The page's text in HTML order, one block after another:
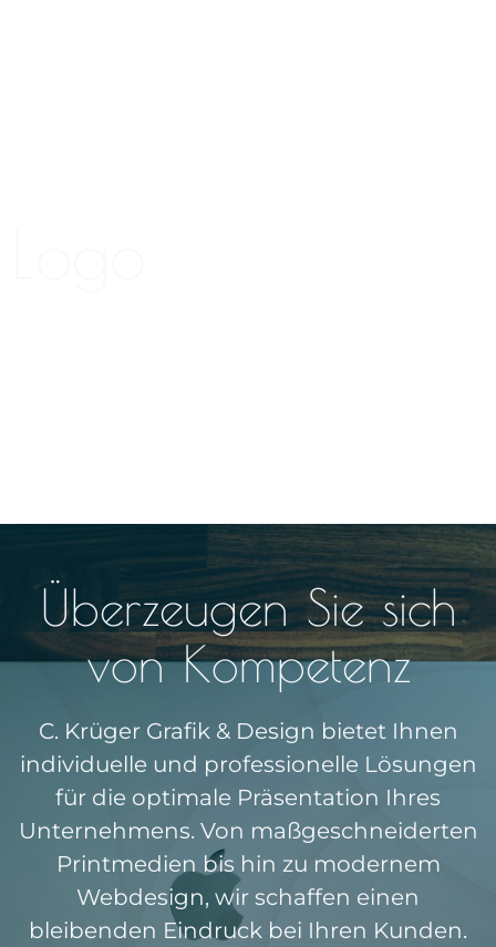
Überzeugen Sie sich
von Kompetenz
C. Krüger Grafik & Design bietet Ihnen
individuelle und professionelle Lösungen
für die optimale Präsentation Ihres
Unternehmens. Von maßgeschneiderten
Printmedien bis hin zu modernem
Webdesign, wir schaffen einen
bleibenden Eindruck bei Ihren Kunden.